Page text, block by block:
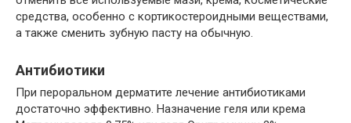
средства, особенно с кортикостероидными веществами,
а также сменить зубную пасту на обычную.
Антибиотики
При пероральном дерматите лечение антибиотиками
достаточно эффективно. Назначение геля или крема